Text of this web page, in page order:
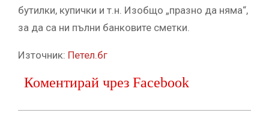
бутилки, купички и т.н. Изобщо „празно да няма“,
за да са ни пълни банковите сметки.
Източник: Петел.бг
Коментирай чрез Facebook